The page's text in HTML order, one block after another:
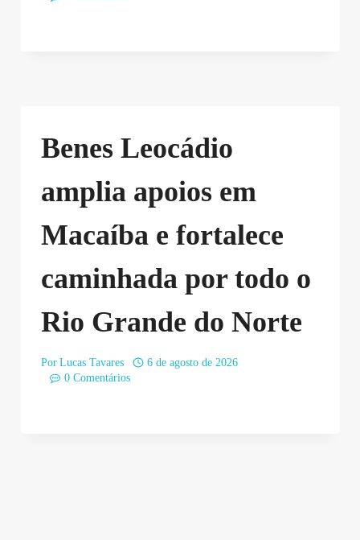
Benes Leocádio
amplia apoios em
Macaíba e fortalece
caminhada por todo o
Rio Grande do Norte
Por Lucas Tavares
6 de agosto de 2026
0 Comentários